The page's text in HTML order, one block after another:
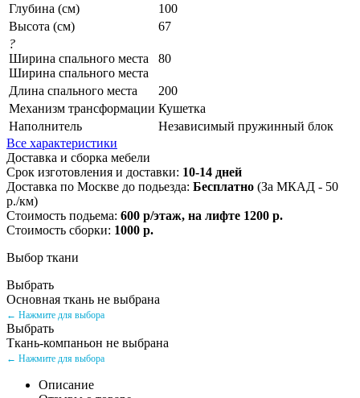
Глубина (см)
100
Высота (см)
67
?
Ширина спального места
Ширина спального места
80
Длина спального места
200
Механизм трансформации Кушетка
Наполнитель
Независимый пружинный блок
Все характеристики
Доставка и сборка мебели
Срок изготовления и доставки: 10-14 дней
Доставка по Москве до подьезда: Бесплатно (За МКАД - 50
р./км)
Стоимость подьема: 600 р/этаж, на лифте 1200 р.
Стоимость сборки: 1000 р.
Выбор ткани
Выбрать
Основная ткань не выбрана
← Нажмите для выбора
Выбрать
Ткань-компаньон не выбрана
← Нажмите для выбора
Описание